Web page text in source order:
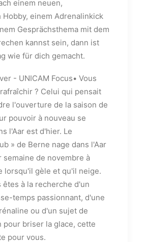
einem neuen,
Hobby, einem Adrenalinkick
Gesprächsthema mit dem
kannst sein, dann ist
wie für dich gemacht.
- UNICAM Focus• Vous
? Celui qui pensait
l'ouverture de la saison de
pouvoir à nouveau se
l'Aar est d'hier. Le
» de Berne nage dans l'Aar
semaine de novembre à
lorsqu'il gèle et qu'il neige.
êtes à la recherche d'un
temps passionnant, d'une
ou d'un sujet de
pour briser la glace, cette
pour vous.